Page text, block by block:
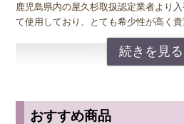
鹿児島県内の屋久杉取扱認定業者より
て使用しており、とても希少性が高く貴
おすすめ商品